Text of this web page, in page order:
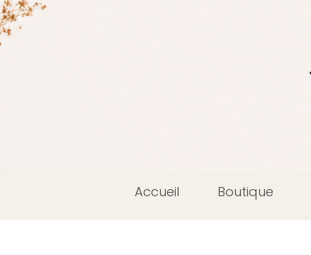
Accueil Boutique